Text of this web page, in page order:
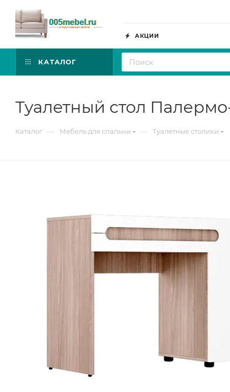
АКЦИИ
КАТАЛОГ
Туалетный стол
Каталог — Мебель для спальни — Туалетные столики